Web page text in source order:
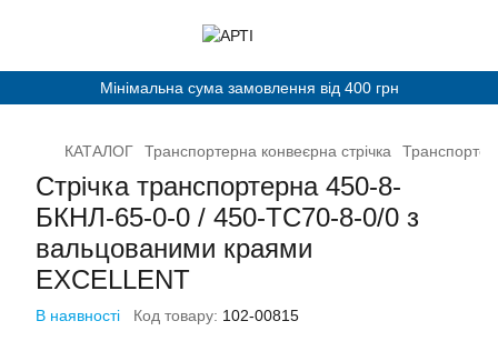
Мінімальна сума замовлення від 400 грн
КАТАЛОГ Транспортерна конвеєрна стрічка
Стрічка транспортерна 450-8-
БКНЛ-65-0-0 / 450-ТС70-8-0/0 з
вальцованими краями
EXCELLENT
В наявності Код товару: 102-00815